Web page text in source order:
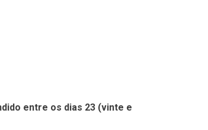
entre os dias 23 (vinte e